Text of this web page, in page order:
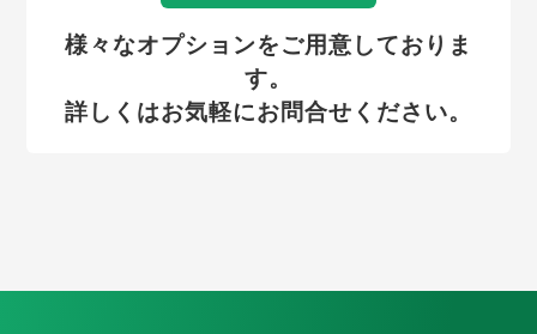
様々なオプションをご用意しておりま
す。
詳しくはお気軽にお問合せください。